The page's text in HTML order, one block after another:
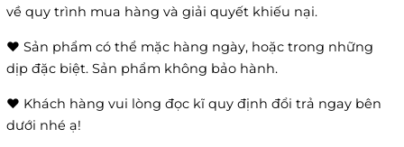
về quy trình mua hàng và giải quyết khiếu nại.
❤️ Sản phẩm có thể mặc hàng ngày, hoặc trong những
dịp đặc biệt. Sản phẩm không bảo hành.
❤️ Khách hàng vui lòng đọc kĩ quy định đổi trả ngay bên
dưới nhé ạ!